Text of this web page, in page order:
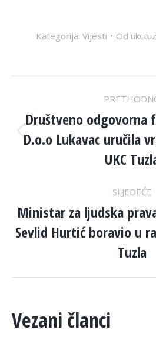
Kategorija: Vijesti Od
NAVIGATION
post:
Društveno odgovorna
D.o.o Lukavac uručila
UKC
SLJEDEĆE
Next
post:
Ministar za ljudska
Sevlid Hurtić boravio u
Tuzla
Vezani članci